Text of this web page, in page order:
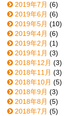
2019年7月 (6)
2019年6月 (6)
2019年5月 (10)
2019年4月 (6)
2019年2月 (1)
2019年1月 (3)
2018年12月 (3)
2018年11月 (3)
2018年10月 (5)
2018年9月 (3)
2018年8月 (5)
2018年7月 (5)